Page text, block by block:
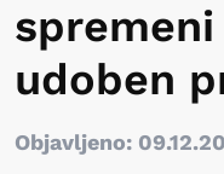
udoben
Objavljeno: